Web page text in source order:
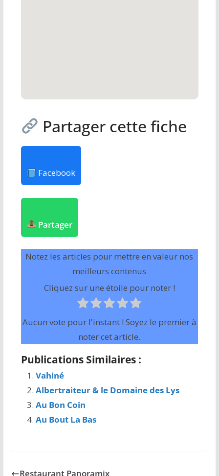
Partager cette fiche
Facebook
Partager
Notez les articles pour mettre en valeur nos
meilleurs contenus
Cliquez sur une étoile pour noter !
Aucun vote pour l'instant ! Soyez le premier à
noter cet article.
Publications Similaires :
Vahiné
Albertraiteur & le Domaine des Lys
Au Bon Coin
Au Bout La Bas
Restaurant Panoramix